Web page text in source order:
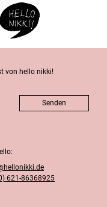
von hello nikki!
621-86368925